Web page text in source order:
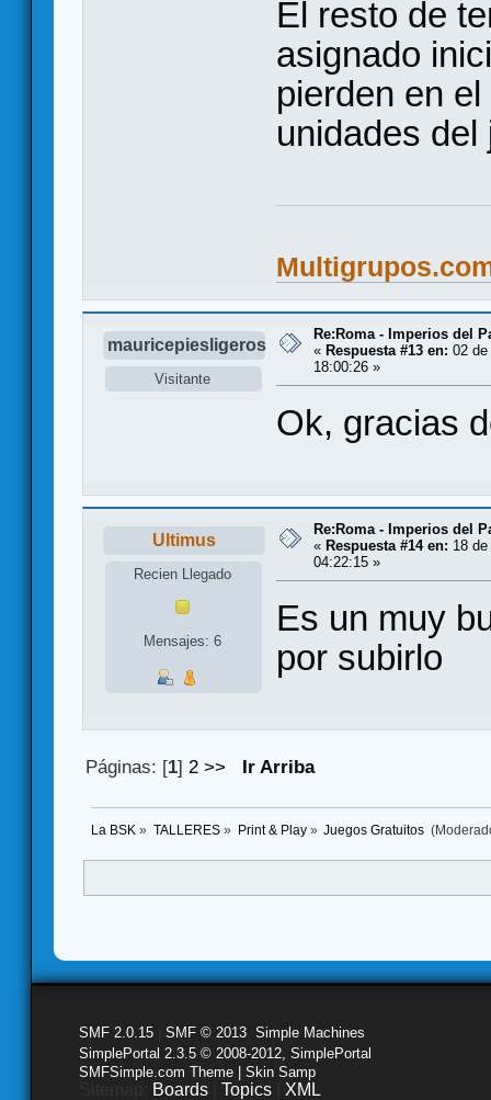
El resto de
asignado
pierden en
unidades
mauricepiesligeros
Visitante
Re:Roma - Imperios del
« Respuesta #13 en: 02
18:00:26 »
Ok, gracias
Ultimus
Recien Llegado
Mensajes: 6
Re:Roma - Imperios del
« Respuesta #14 en: 18
04:22:15 »
Es un muy
por subirlo
Páginas: [1] 2 >> Ir Arriba
La BSK » TALLERES» Print & Play» Juegos Gratuitos
SMF 2.0.15 SMF © 2013 Simple Machines
SimplePortal 2.3.5 © 2008-2012, SimplePortal
SMFSimple.com Theme | Skin Samp
Boards Topics XML